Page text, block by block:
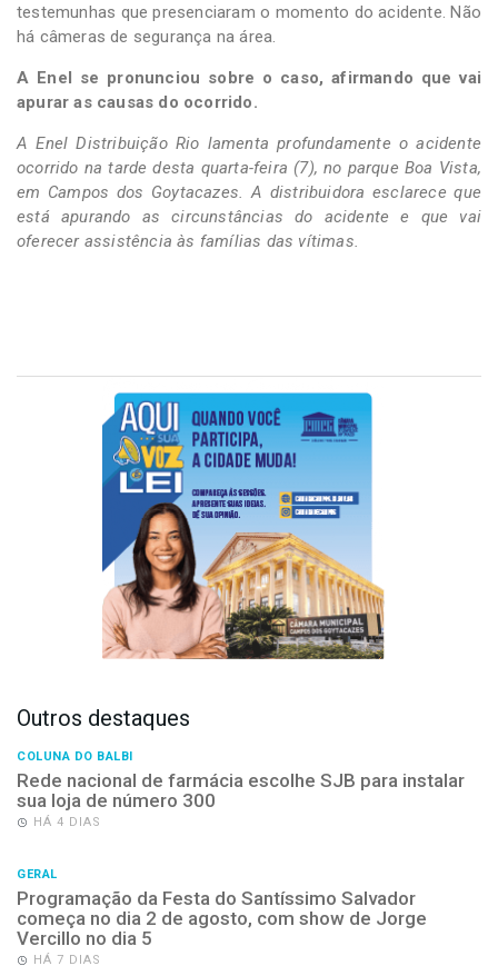
testemunhas que presenciaram o momento do acidente. Não
há câmeras de segurança na área.
A Enel se pronunciou sobre o caso, afirmando que vai
apurar as causas do ocorrido.
A Enel Distribuição Rio lamenta profundamente o acidente
ocorrido na tarde desta quarta-feira (7), no parque Boa Vista,
em Campos dos Goytacazes. A distribuidora esclarece que
está apurando as circunstâncias do acidente e que vai
oferecer assistência às famílias das vítimas.
Outros destaques
COLUNA DO BALBI
Rede nacional de farmácia escolhe SJB para instalar
sua loja de número 300
HÁ 4 DIAS
GERAL
Programação da Festa do Santíssimo Salvador
começa no dia 2 de agosto, com show de Jorge
Vercillo no dia 5
HÁ 7 DIAS